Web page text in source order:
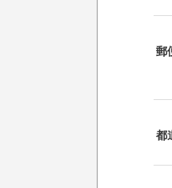
郵
都